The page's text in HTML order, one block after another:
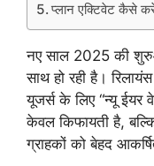
प्लान एक्टिवेट कैसे
नए साल 2025 की
साथ हो रही है।
यूजर्स के लिए “न्यू ईयर
केवल किफायती है,
ग्राहकों को बेहद